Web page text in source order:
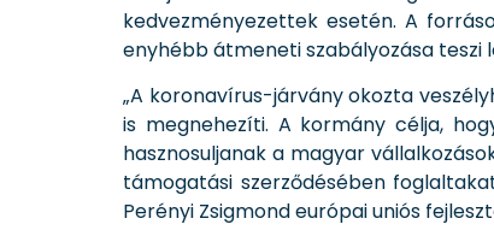
kedvezményezettek esetén. A
enyhébb átmeneti szabályozása teszi
„A koronavírus-járvány okozta
is megnehezíti. A kormány célja,
hasznosuljanak a magyar
támogatási szerződésében
Perényi Zsigmond európai uniós